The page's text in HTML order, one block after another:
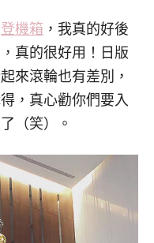
登機箱 ，我真的好後
真的很好用！日版
來滾輪也有差別，
，真心勸你們要入
（笑）。